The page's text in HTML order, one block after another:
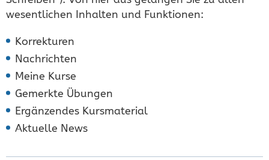
wesentlichen Inhalten und Funktionen:
Korrekturen
Nachrichten
Meine Kurse
Gemerkte Übungen
Ergänzendes Kursmaterial
Aktuelle News